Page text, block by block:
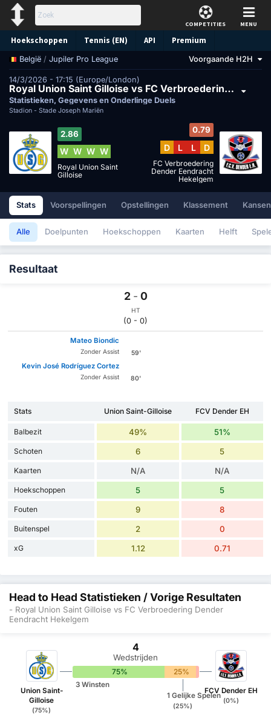
COMPETITIES MENU
Hoekschoppen Tennis (EN) API Premium
Voorspelling
België / Jupiler Pro League Voorgaande H2H
14/3/2026 - 17:15 (Europe/London)
Royal Union Saint Gilloise vs FC Verbroedering Dender Eendracht Hekelgem
Statistieken, Gegevens en Onderlinge Duels
Stadion - Stade Joseph Mariën
2.86
W W W W
Royal Union Saint
Gilloise
0.79
D L L D
FC Verbroedering
Dender Eendracht
Hekelgem
Stats Voorspellingen Opstellingen Klassement Kansen
Alle Doelpunten Hoekschoppen Kaarten Helft
Resultaat
2 - 0
HT
(0 - 0)
Mateo Biondic
Zonder Assist 59'
Kevin José Rodríguez Cortez
Zonder Assist 80'
Stats Union Saint-Gilloise FCV Dender EH
Balbezit 49% 51%
Schoten 6 5
Kaarten N/A N/A
Hoekschoppen 5 5
Fouten 9 8
Buitenspel 2 0
xG 1.12 0.71
Head to Head Statistieken / Vorige Resultaten
- Royal Union Saint Gilloise vs FC Verbroedering Dender
Eendracht Hekelgem
Union Saint-
Gilloise
(75%)
4
Wedstrijden
75% 25% 0%
3 Winsten
1 Gelijke Spelen
(25%)
FCV Dender EH
(0%)